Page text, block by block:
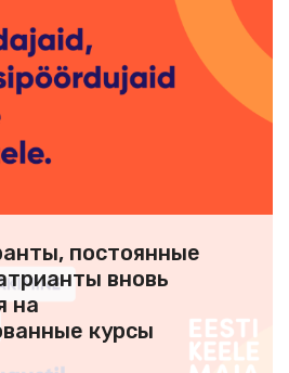
постоянные
вновь
на
курсы